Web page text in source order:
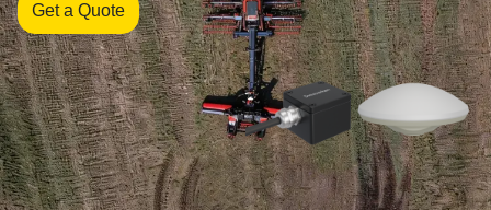
Get a Quote